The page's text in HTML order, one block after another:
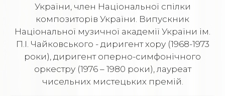
України, член Національної спілки
композиторів України. Випускник
Національної музичної академії України ім.
П.І. Чайковського - диригент хору (1968-1973
роки), диригент оперно-симфонічного
оркестру (1976 – 1980 роки), лауреат
чисельних мистецьких премій.